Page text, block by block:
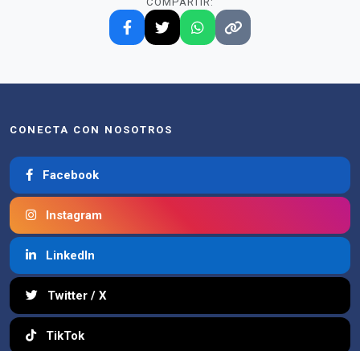
CONECTA CON NOSOTROS
Facebook
Instagram
LinkedIn
Twitter / X
TikTok